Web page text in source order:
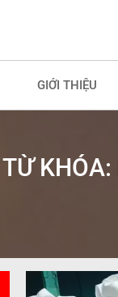
GIỚI THIỆU
TỪ KHÓA: